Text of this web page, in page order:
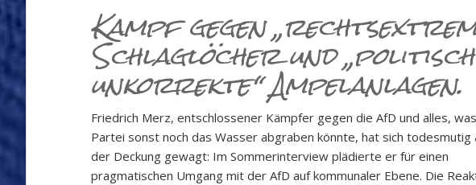
WEGEN
„SYSTEMPRESSE
ENTSORGEN“?
Kampf gegen
Schlaglöcher und „politisch
unkorrekte“ Ampelanlagen.
Friedrich Merz, entschlossener Kämpfer gegen die AfD und alles,
Partei sonst noch das Wasser abgraben könnte, hat sich todesmutig
der Deckung gewagt: Im Sommerinterview plädierte er für einen
pragmatischen Umgang mit der AfD auf kommunaler Ebene. Die